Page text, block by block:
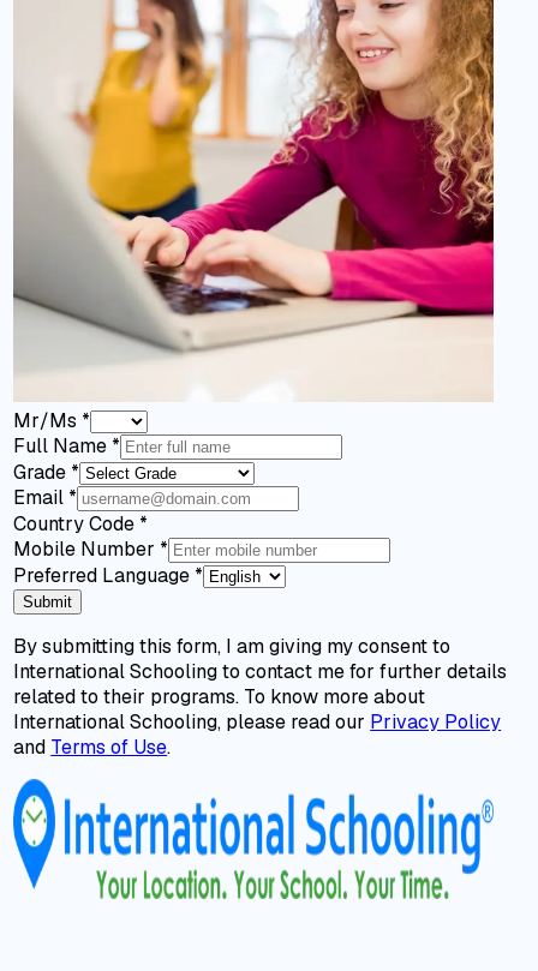
Mr/Ms *
Full Name *
Grade *
Email *
Country Code *
Mobile Number *
Preferred Language *
Submit
By submitting this form, I am giving my consent to
International Schooling to contact me for further details
related to their programs. To know more about
International Schooling, please read our Privacy Policy
and Terms of Use.